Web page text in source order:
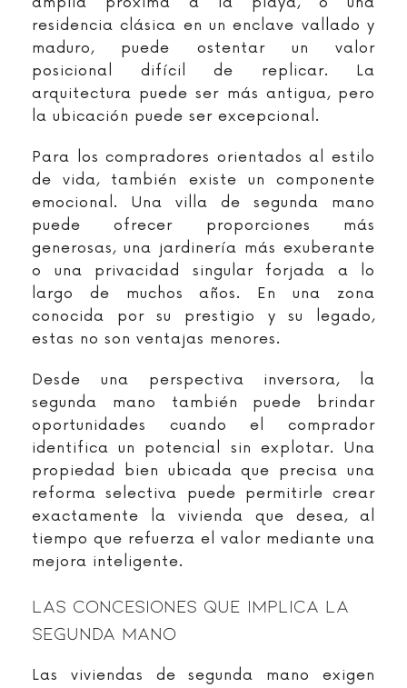
residencia clásica en un enclave vallado y
maduro, puede ostentar un valor
posicional difícil de replicar. La
arquitectura puede ser más antigua, pero
la ubicación puede ser excepcional.
Para los compradores orientados al estilo
de vida, también existe un componente
emocional. Una villa de segunda mano
puede ofrecer proporciones más
generosas, una jardinería más exuberante
o una privacidad singular forjada a lo
largo de muchos años. En una zona
conocida por su prestigio y su legado,
estas no son ventajas menores.
Desde una perspectiva inversora, la
segunda mano también puede brindar
oportunidades cuando el comprador
identifica un potencial sin explotar. Una
propiedad bien ubicada que precisa una
reforma selectiva puede permitirle crear
exactamente la vivienda que desea, al
tiempo que refuerza el valor mediante una
mejora inteligente.
Las Concesiones Que Implica La
Segunda Mano
Las viviendas de segunda mano exigen